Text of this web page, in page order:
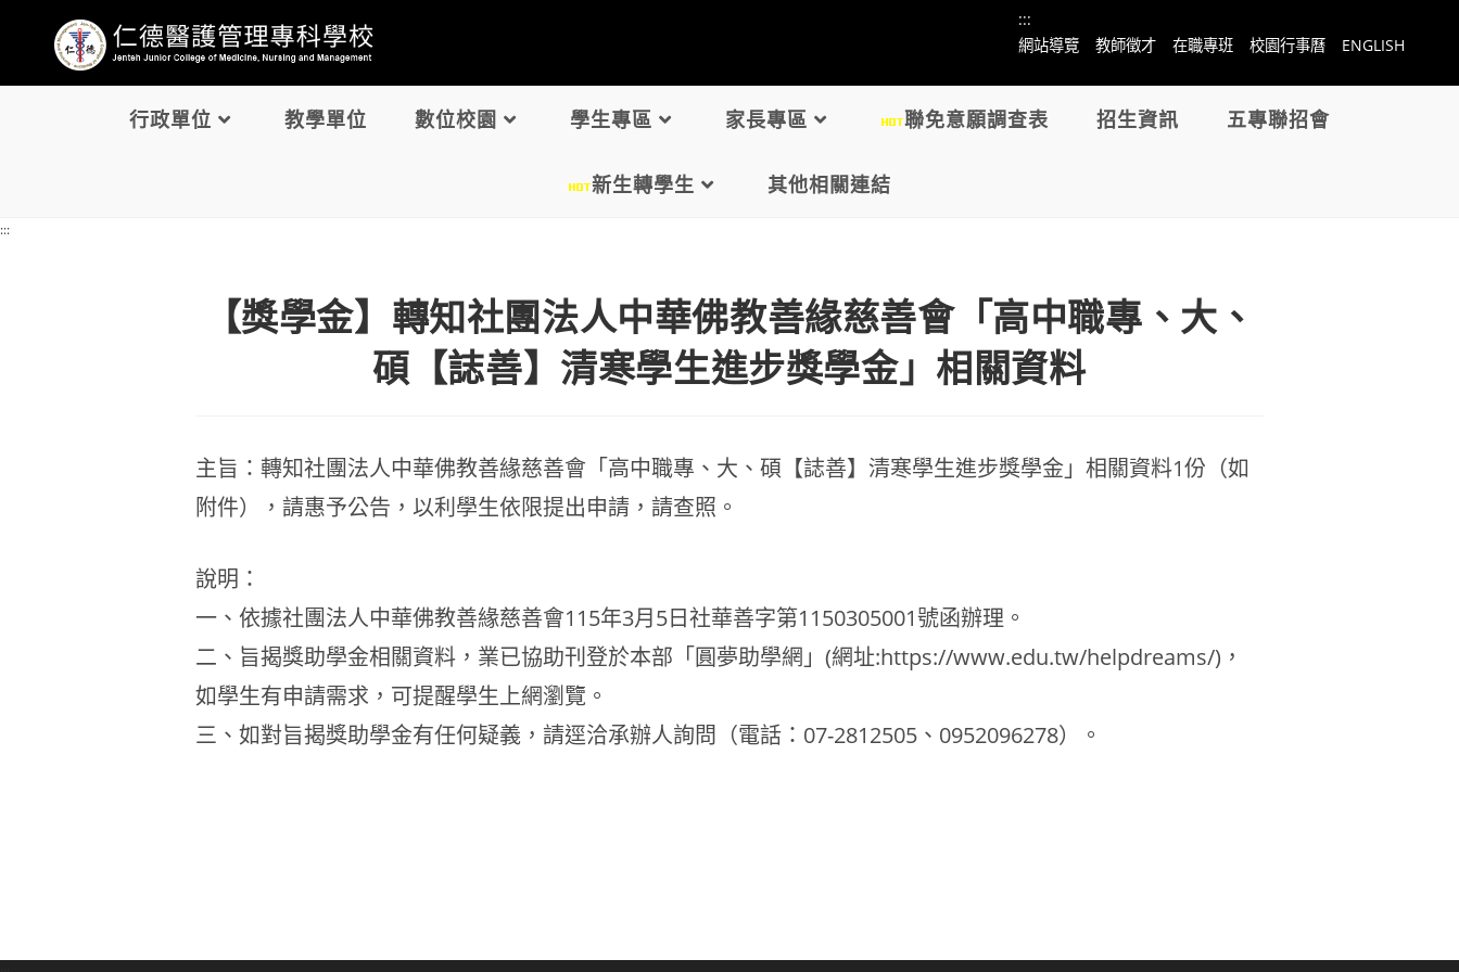
:::
網站導覽
教師徵才 在職專班 校園行事曆 ENGLISH
行政單位 教學單位 數位校園 學生專區 家長專區 聯免意願調查表 招生資訊 五專聯招會
新生轉學生 其他相關連結
:::
【獎學金】轉知社團法人中華佛教善緣慈善會「高中職專、大、
碩【誌善】清寒學生進步獎學金」相關資料
主旨：轉知社團法人中華佛教善緣慈善會「高中職專、大、碩【誌善】清寒學生進步獎學金」相關資料1份（如
附件），請惠予公告，以利學生依限提出申請，請查照。
說明：
一、依據社團法人中華佛教善緣慈善會115年3月5日社華善字第1150305001號函辦理。
二、旨揭獎助學金相關資料，業已協助刊登於本部「圓夢助學網」(網址:https://www.edu.tw/helpdreams/)，
如學生有申請需求，可提醒學生上網瀏覽。
三、如對旨揭獎助學金有任何疑義，請逕洽承辦人詢問（電話：07-2812505、0952096278）。